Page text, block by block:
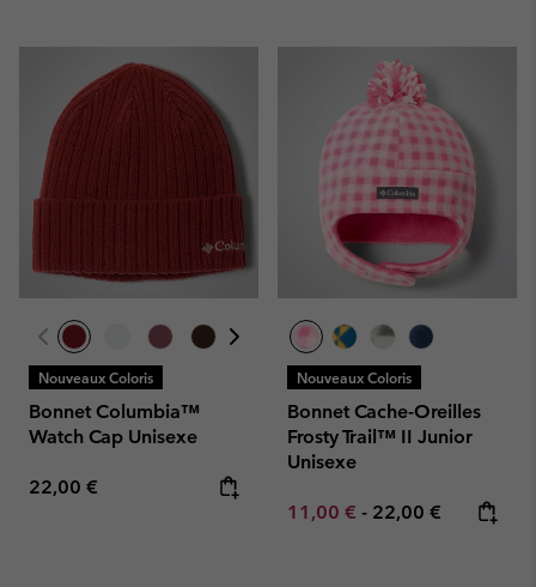
Nouveaux Coloris
Bonnet Columbia™
Watch Cap Unisexe
Regular price:
22,00 €
Nouveaux Coloris
Bonnet Cache-Oreilles
Frosty Trail™ II Junior
Unisexe
Minimum sale price:
11,00 € - Maximum price:
22,00 €